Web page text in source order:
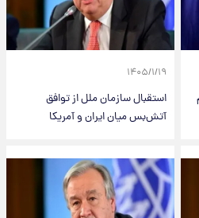
۱۴۰۵/۱/۱۹
استقبال سازمان ملل از توافق
آتش‌بس میان ایران و آمریکا